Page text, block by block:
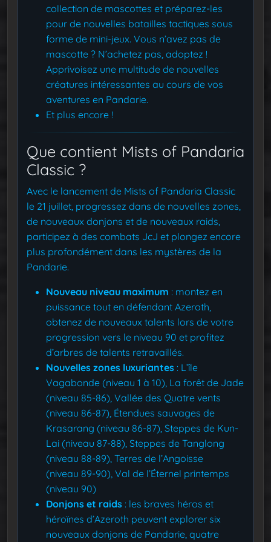
collection de mascottes et préparez-les
pour de nouvelles batailles tactiques sous
forme de mini-jeux. Vous n’avez pas de
mascotte ? N’achetez pas, adoptez !
Apprivoisez une multitude de nouvelles
créatures intéressantes au cours de vos
aventures en Pandarie.
Et plus encore !
Que contient Mists of Pandaria
Classic ?
Avec le lancement de Mists of Pandaria Classic
le 21 juillet, progressez dans de nouvelles zones,
de nouveaux donjons et de nouveaux raids,
participez à des combats JcJ et plongez encore
plus profondément dans les mystères de la
Pandarie.
Nouveau niveau maximum : montez en
puissance tout en défendant Azeroth,
obtenez de nouveaux talents lors de votre
progression vers le niveau 90 et profitez
d’arbres de talents retravaillés.
Nouvelles zones luxuriantes : L’île
Vagabonde (niveau 1 à 10), La forêt de Jade
(niveau 85-86), Vallée des Quatre vents
(niveau 86-87), Étendues sauvages de
Krasarang (niveau 86-87), Steppes de Kun-
Lai (niveau 87-88), Steppes de Tanglong
(niveau 88-89), Terres de l’Angoisse
(niveau 89-90), Val de l’Éternel printemps
(niveau 90)
Donjons et raids : les braves héros et
héroïnes d’Azeroth peuvent explorer six
nouveaux donjons de Pandarie, quatre